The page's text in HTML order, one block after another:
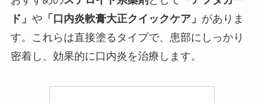
ド」 や 「口内炎軟膏大正クイックケア」 がありま
す。これらは直接塗るタイプで、患部にしっかり
密着し、効果的に口内炎を治療します。